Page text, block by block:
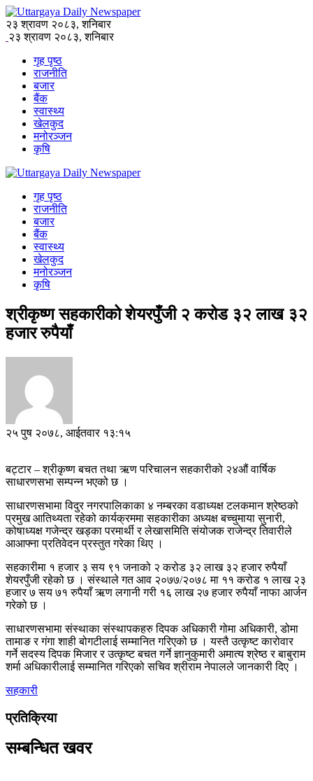
२३ श्रावण २०८३, शनिबार
२३ श्रावण २०८३, शनिबार
गृह पृष्ठ
राजनीति
बजार
बैंक
स्वास्थ्य
खेलकुद
मनोरञ्जन
कृषि
गृह पृष्ठ
राजनीति
बजार
बैंक
स्वास्थ्य
खेलकुद
मनोरञ्जन
कृषि
श्रीकृष्ण सहकारीको शेयरपुँजी २ करोड ३२ लाख ३२
हजार रुपैयाँ
२५ पुष २०७८, आईतवार १३:१५
बट्टार – श्रीकृष्ण बचत तथा ऋण परिचालन सहकारीको २४औं वार्षिक
साधारणसभा सम्पन्न भएको छ ।
साधारणसभामा विदुर नगरपालिकाका ४ नम्बरका वडाध्यक्ष टलकमान श्रेष्ठको
प्रमुख आतिथ्यता रहेको कार्यक्रममा सहकारीका अध्यक्ष बच्चुमाया सुनारी,
कोषाध्यक्ष गजेन्द्र खड्का परमार्थी र लेखासमिति संयोजक राजेन्द्र तिवारीले
आआफ्ना प्रतिवेदन प्रस्तुत गरेका थिए ।
सहकारीमा १ हजार ३ सय ९१ जनाको २ करोड ३२ लाख ३२ हजार रुपैयाँ
शेयरपुँजी रहेको छ । संस्थाले गत आव २०७७/२०७८ मा ११ करोड १ लाख २३
हजार ७ सय ७१ रुपैयाँ ऋण लगानी गरी १६ लाख २७ हजार रुपैयाँ नाफा आर्जन
गरेको छ ।
साधारणसभामा संस्थाका संस्थापकहरु दिपक अधिकारी गोमा अधिकारी, डोमा
तामाङ र गंगा शाही बोगटीलाई सम्मानित गरिएको छ । यस्तै उत्कृष्ट कारोवार
गर्ने सदस्य दिपक मिजार र उत्कृष्ट बचत गर्ने ज्ञानुकुमारी अमात्य श्रेष्ठ र बाबुराम
शर्मा अधिकारीलाई सम्मानित गरिएको सचिव श्रीराम नेपालले जानकारी दिए ।
सहकारी
प्रतिक्रिया
सम्बन्धित खवर